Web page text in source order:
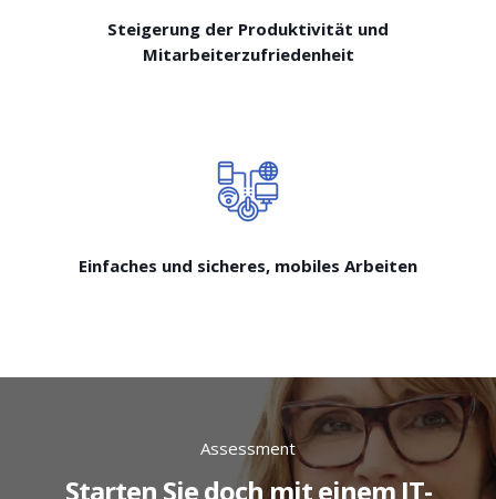
Steigerung der Produktivität und
Mitarbeiterzufriedenheit
Einfaches und sicheres, mobiles Arbeiten
Assessment
Starten Sie doch mit einem IT-